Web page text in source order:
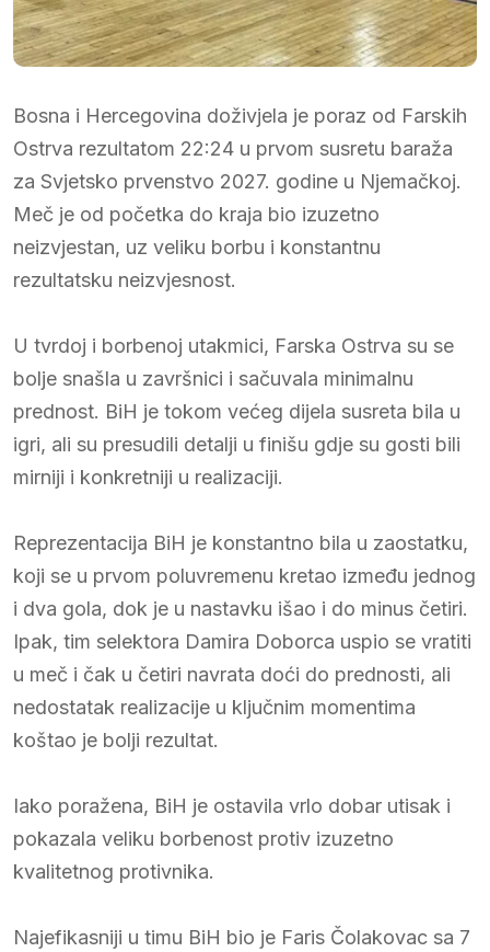
Bosna i Hercegovina doživjela je poraz od Farskih
Ostrva rezultatom 22:24 u prvom susretu baraža
za Svjetsko prvenstvo 2027. godine u Njemačkoj.
Meč je od početka do kraja bio izuzetno
neizvjestan, uz veliku borbu i konstantnu
rezultatsku neizvjesnost.
U tvrdoj i borbenoj utakmici, Farska Ostrva su se
bolje snašla u završnici i sačuvala minimalnu
prednost. BiH je tokom većeg dijela susreta bila u
igri, ali su presudili detalji u finišu gdje su gosti bili
mirniji i konkretniji u realizaciji.
Reprezentacija BiH je konstantno bila u zaostatku,
koji se u prvom poluvremenu kretao između jednog
i dva gola, dok je u nastavku išao i do minus četiri.
Ipak, tim selektora Damira Doborca uspio se vratiti
u meč i čak u četiri navrata doći do prednosti, ali
nedostatak realizacije u ključnim momentima
koštao je bolji rezultat.
Iako poražena, BiH je ostavila vrlo dobar utisak i
pokazala veliku borbenost protiv izuzetno
kvalitetnog protivnika.
Najefikasniji u timu BiH bio je Faris Čolakovac sa 7